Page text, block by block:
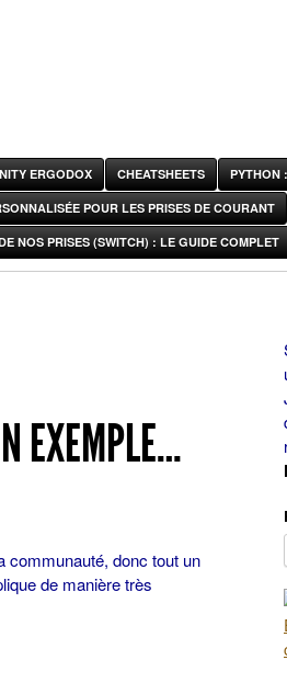
ERGODOX CHEATSHEETS PYTHON
POUR LES PRISES DE COURANT
NOS PRISES (SWITCH) : LE GUIDE COMPLET
EXEMPLE…
communauté, donc tout un
de manière très